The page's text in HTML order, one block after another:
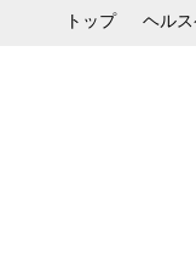
トップ ヘル